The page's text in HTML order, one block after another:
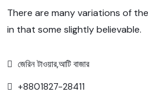
There are many variations of
in that some slightly believable.
জেরিন টাওয়ার,আটি বাজার
+8801827-28411